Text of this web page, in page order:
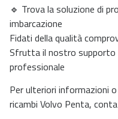
🔹 Trova la soluzione di
imbarcazione
Fidati della qualità
Sfrutta il nostro supporto
professionale
Per ulteriori informazioni
ricambi Volvo Penta,